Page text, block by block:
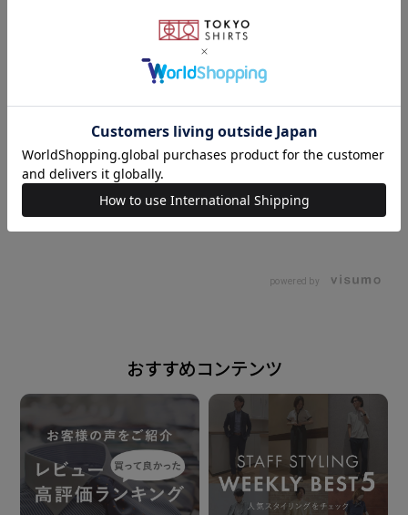
台衿とカフス裏の別布使いが洒落感を 演出してくれ、
汚れも目立ちにくく 一枚で着てもアクセントになるデ
シーンを問わず着用できる万能なワイド衿 はクラシッ
クなビジネススタイルにも ピッタリな使いやすい衿型
綿50% ポリエステル50%
仕様
カフリンクス使用可能な兼用カフス
powered by
おすすめコンテンツ